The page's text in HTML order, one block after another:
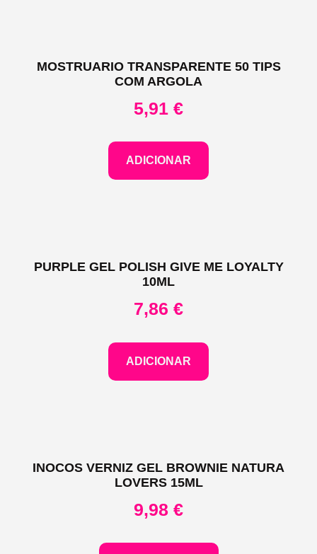
MOSTRUARIO TRANSPARENTE 50 TIPS
COM ARGOLA
5,91 €
ADICIONAR
PURPLE GEL POLISH GIVE ME LOYALTY
10ML
7,86 €
ADICIONAR
INOCOS VERNIZ GEL BROWNIE NATURA
LOVERS 15ML
9,98 €